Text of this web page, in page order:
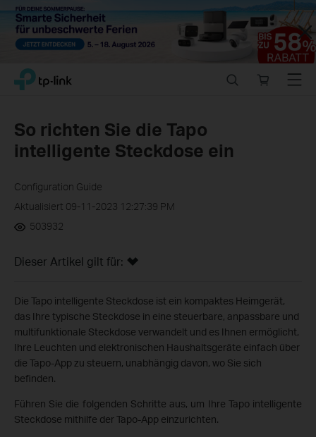
Close
Click
navigation
TP-Link, Reliably Smart
store
Menu
So richten Sie die Tapo
intelligente Steckdose ein
Configuration Guide
Aktualisiert 09-11-2023 12:27:39 PM
503932
Dieser Artikel gilt für:
Die Tapo intelligente Steckdose ist ein kompaktes Heimgerät,
das Ihre typische Steckdose in eine steuerbare, anpassbare und
multifunktionale Steckdose verwandelt und es Ihnen ermöglicht,
Ihre Leuchten und elektronischen Haushaltsgeräte einfach über
die Tapo-App zu steuern, unabhängig davon, wo Sie sich
befinden.
Führen Sie die folgenden Schritte aus, um Ihre Tapo intelligente
Steckdose mithilfe der Tapo-App einzurichten.